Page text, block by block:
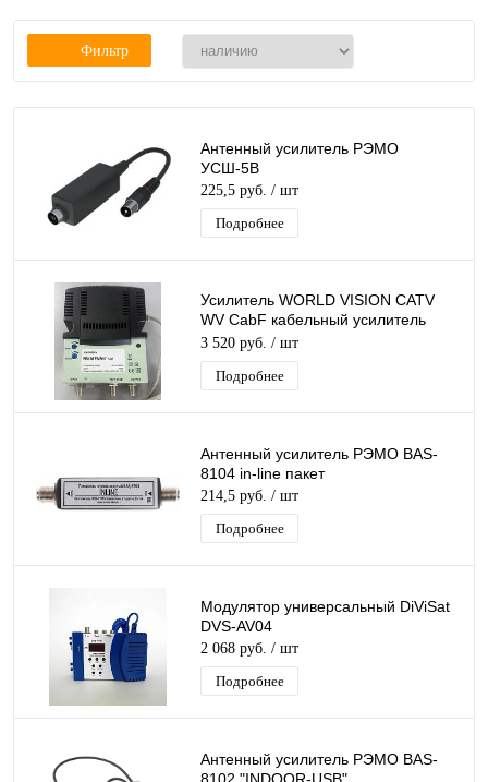
Фильтр
Антенный усилитель РЭМО
УСШ-5В
225,5 руб. / шт
Подробнее
Усилитель WORLD VISION CATV
WV CabF кабельный усилитель
сигнала
3 520 руб. / шт
Подробнее
Антенный усилитель РЭМО BAS-
8104 in-line пакет
214,5 руб. / шт
Подробнее
Модулятор универсальный DiViSat
DVS-AV04
2 068 руб. / шт
Подробнее
Антенный усилитель РЭМО BAS-